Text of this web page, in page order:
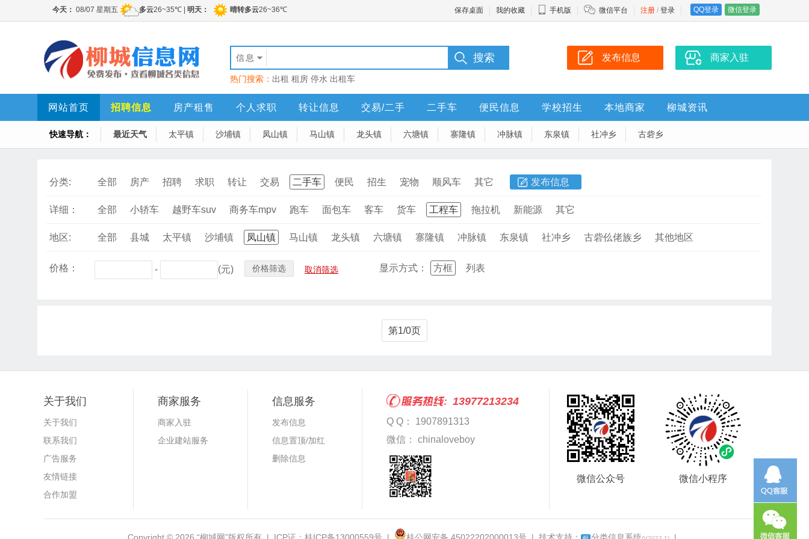
保存桌面 我的收藏 手机版 微信平台 注册 / 登录 QQ登录 微信登录
信息
热门搜索： 出租 租房 停水 出租车
发布信息 商家入驻
网站首页 招聘信息 房产租售 个人求职 转让信息 交易/二手 二手车 便民信息 学校招生 本地商家 柳城资讯
快速导航： 最近天气 太平镇 沙埔镇 凤山镇 马山镇 龙头镇 六塘镇 寨隆镇 冲脉镇 东泉镇 社冲乡 古砦乡
分类: 全部 房产 招聘 求职 转让 交易 二手车 便民 招生 宠物 顺风车 其它 发布信息
详细： 全部 小轿车 越野车suv 商务车mpv 跑车 面包车 客车 货车 工程车 拖拉机 新能源 其它
地区: 全部 县城 太平镇 沙埔镇 凤山镇 马山镇 龙头镇 六塘镇 寨隆镇 冲脉镇 东泉镇 社冲乡 古砦仫佬族乡 其他地区
价格： - (元) 价格筛选 取消筛选 显示方式： 方框 列表
第1/0页
关于我们
关于我们
联系我们
广告服务
友情链接
合作加盟
商家服务
商家入驻
企业建站服务
信息服务
发布信息
信息置顶/加红
删除信息
13977213234
Q Q： 1907891313
微信： chinaloveboy
微信公众号 微信小程序